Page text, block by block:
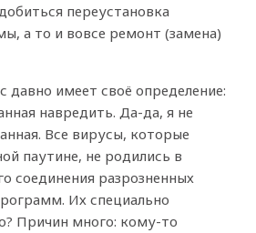
переустановка
а то и вовсе ремонт (замена)
имеет своё определение:
навредить. Да-да, я не
Все вирусы, которые
паутине, не родились в
соединения разрозненных
Их специально
Причин много: кому-то